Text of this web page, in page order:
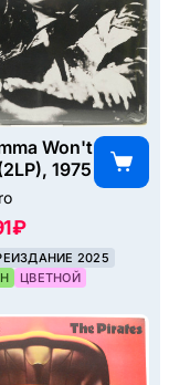
Won't
1975
₽
2025
ЦВЕТНОЙ